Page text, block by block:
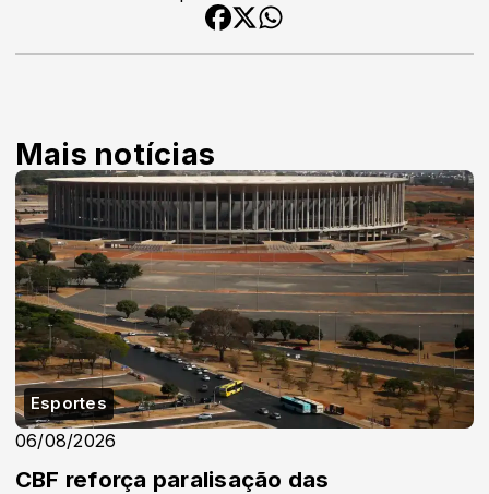
Mais notícias
Esportes
06/08/2026
CBF reforça paralisação das